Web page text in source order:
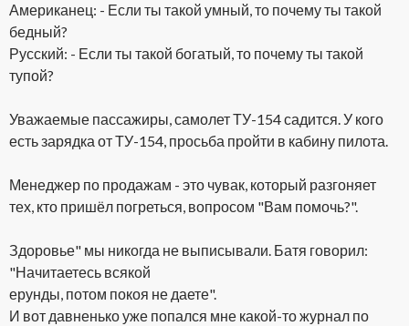
Американец: - Если ты такой умный, то почему ты такой
бедный?
Русский: - Если ты такой богатый, то почему ты такой
тупой?
Уважаемые пассажиры, самолет ТУ-154 садится. У кого
есть зарядка от ТУ-154, просьба пройти в кабину пилота.
Менеджер по продажам - это чувак, который разгоняет
тех, кто пришёл погреться, вопросом "Вам помочь?".
Здоровье" мы никогда не выписывали. Батя говорил:
"Начитаетесь всякой
ерунды, потом покоя не даете".
И вот давненько уже попался мне какой-то журнал по